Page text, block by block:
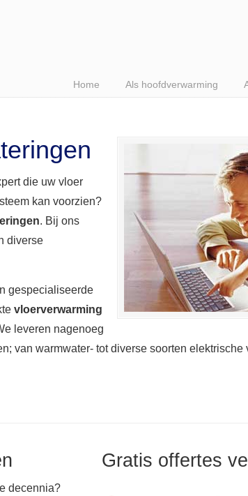
Home Als hoofdverwarming
die uw vloer
kan voorzien?
. Bij ons
diverse
gespecialiseerde
vloerverwarming
leveren nagenoeg
van warmwater- tot diverse soorten elektrische
decennia?
Gratis offertes